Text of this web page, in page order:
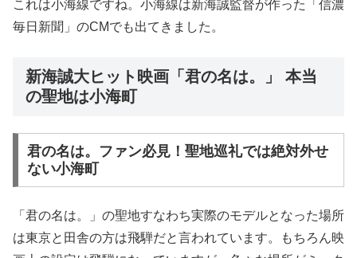
これは小海線ですね。小海線は新海誠監督が作った「信濃
毎日新聞」のCMでも出てきました。
新海誠大ヒット映画「君の名は。」 本当
の聖地は小海町
君の名は。ファン必見！聖地巡礼では絶対外せ
ない小海町
「君の名は。」の聖地すなわち実際のモデルとなった場所
は東京と田舎の方は飛騨だと言われています。もちろん映